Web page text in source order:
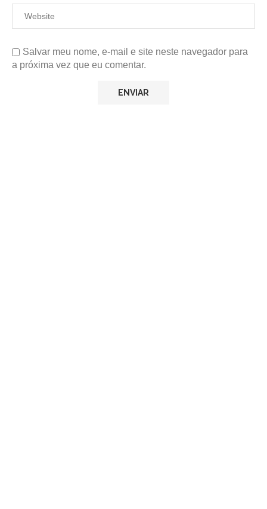
Salvar meu nome, e-mail e site neste navegador para
a próxima vez que eu comentar.